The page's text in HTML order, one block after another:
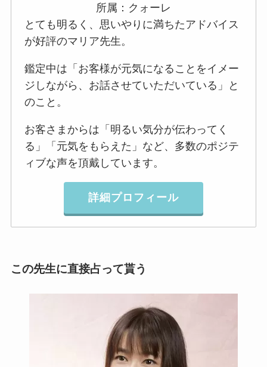
所属：クォーレ
とても明るく、思いやりに満ちたアドバイス
が好評のマリア先生。
鑑定中は「お客様が元気になることをイメー
ジしながら、お話させていただいている」と
のこと。
お客さまからは「明るい気分が伝わってく
る」「元気をもらえた」など、多数のポジテ
ィブな声を頂戴しています。
詳細プロフィール
この先生に直接占って貰う